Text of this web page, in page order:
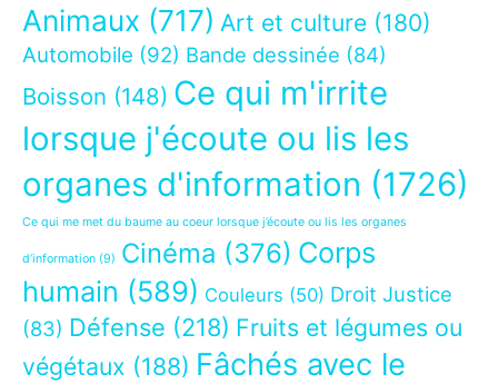
Animaux (717) Art et culture (180)
Automobile (92) Bande dessinée (84)
Boisson (148) Ce qui m'irrite
lorsque j'écoute ou lis les
organes d'information (1726)
Ce qui me met du baume au coeur lorsque j’écoute ou lis les organes
d’information (9) Cinéma (376) Corps
humain (589) Couleurs (50) Droit Justice
(83) Défense (218) Fruits et légumes ou
végétaux (188) Fâchés avec le